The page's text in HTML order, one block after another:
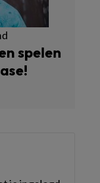
spelen